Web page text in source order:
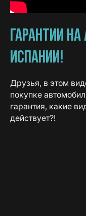
ГАРАНТИИ
ИСПАНИИ!
Друзья, в этом
покупке
гарантия, какие
действует?!